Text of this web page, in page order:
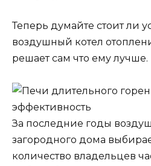
Теперь думайте стоит ли
воздушный котел
решает сам что ему лучше.
За последние годы
загородного дома
количество владельцев